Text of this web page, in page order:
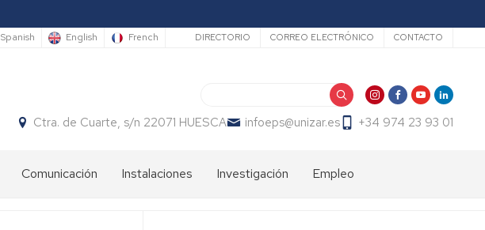
Spanish English French Secundario
DIRECTORIO CORREO ELECTRÓNICO CONTACTO
Ctra. de Cuarte, s/n 22071 HUESCA infoeps@unizar.es +34 974 23 93 01
Comunicación Instalaciones Investigación Empleo